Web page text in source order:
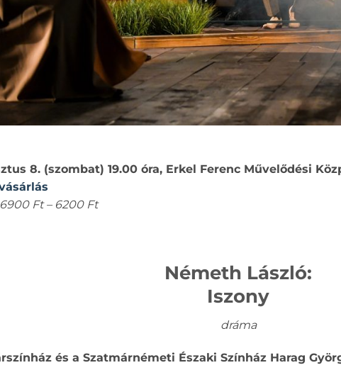
8. (szombat) 19.00 óra, Erkel Ferenc Művelődési
Ft – 6200 Ft
Németh László:
Iszony
dráma
és a Szatmárnémeti Északi Színház Harag